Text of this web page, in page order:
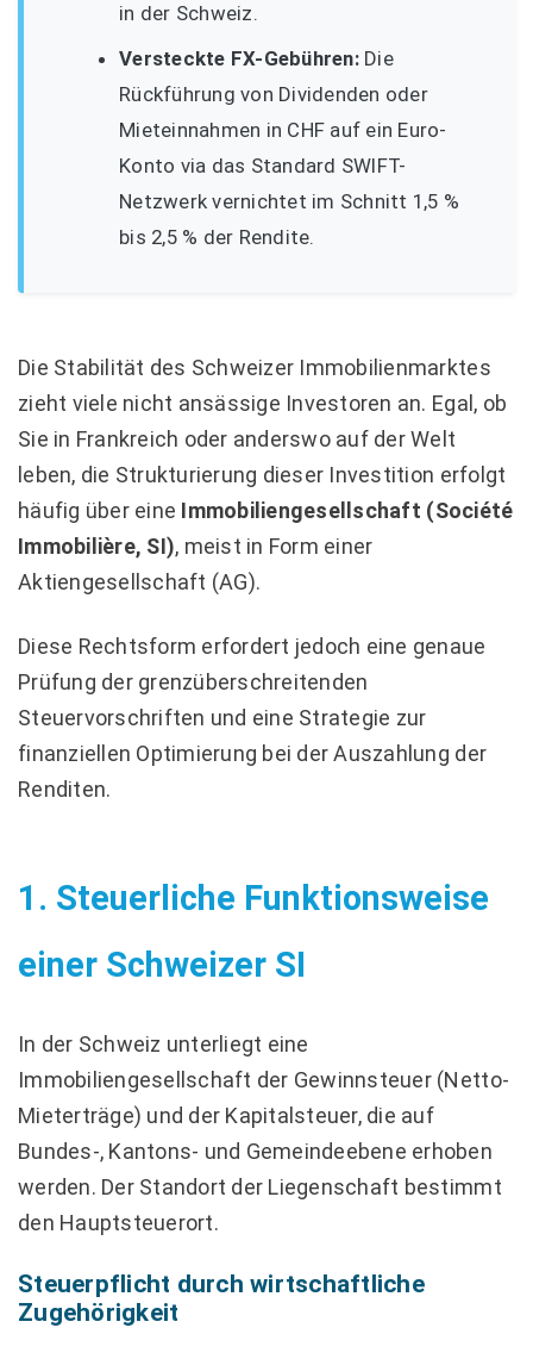
in der Schweiz.
Versteckte FX-Gebühren:Die
Rückführung von Dividenden oder
Mieteinnahmen in CHF auf ein Euro-
Konto via das Standard SWIFT-
Netzwerk vernichtet im Schnitt 1,5 %
bis 2,5 % der Rendite.
Die Stabilität des Schweizer Immobilienmarktes
zieht viele nicht ansässige Investoren an. Egal, ob
Sie in Frankreich oder anderswo auf der Welt
leben, die Strukturierung dieser Investition erfolgt
häufig über eine Immobiliengesellschaft (Société
Immobilière, SI), meist in Form einer
Aktiengesellschaft (AG).
Diese Rechtsform erfordert jedoch eine genaue
Prüfung der grenzüberschreitenden
Steuervorschriften und eine Strategie zur
finanziellen Optimierung bei der Auszahlung der
Renditen.
1. Steuerliche Funktionsweise
einer Schweizer SI
In der Schweiz unterliegt eine
Immobiliengesellschaft der Gewinnsteuer (Netto-
Mieterträge) und der Kapitalsteuer, die auf
Bundes-, Kantons- und Gemeindeebene erhoben
werden. Der Standort der Liegenschaft bestimmt
den Hauptsteuerort.
Steuerpflicht durch wirtschaftliche
Zugehörigkeit